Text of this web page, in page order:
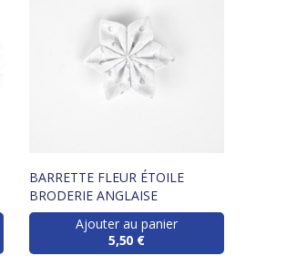
BARRETTE FLEUR ÉTOILE
BRODERIE ANGLAISE
Ajouter au panier
5,50 €